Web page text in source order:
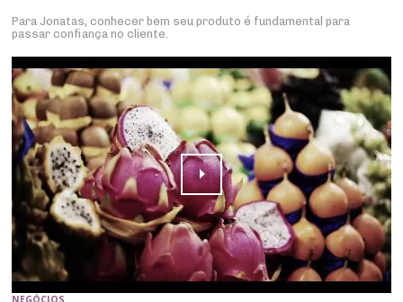
Para Jonatas, conhecer bem seu produto é fundamental para
passar confiança no cliente.
NEGÓCIOS